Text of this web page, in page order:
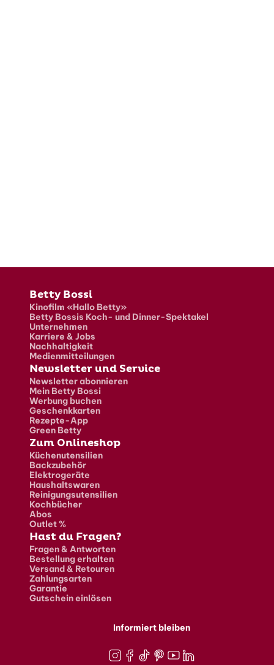
Fusszeile
Betty Bossi
Kinofilm «Hallo Betty»
Betty Bossis Koch- und Dinner-Spektakel
Unternehmen
Karriere & Jobs
Nachhaltigkeit
Medienmitteilungen
Newsletter und Service
Newsletter abonnieren
Mein Betty Bossi
Werbung buchen
Geschenkkarten
Rezepte-App
Green Betty
Zum Onlineshop
Küchenutensilien
Backzubehör
Elektrogeräte
Haushaltswaren
Reinigungsutensilien
Kochbücher
Abos
Outlet %
Hast du Fragen?
Fragen & Antworten
Bestellung erhalten
Versand & Retouren
Zahlungsarten
Garantie
Gutschein einlösen
Informiert bleiben